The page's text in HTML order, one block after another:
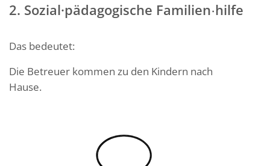
2. Sozial·pädagogische Familien·hilfe
Das bedeutet:
Die Betreuer kommen zu den Kindern nach
Hause.